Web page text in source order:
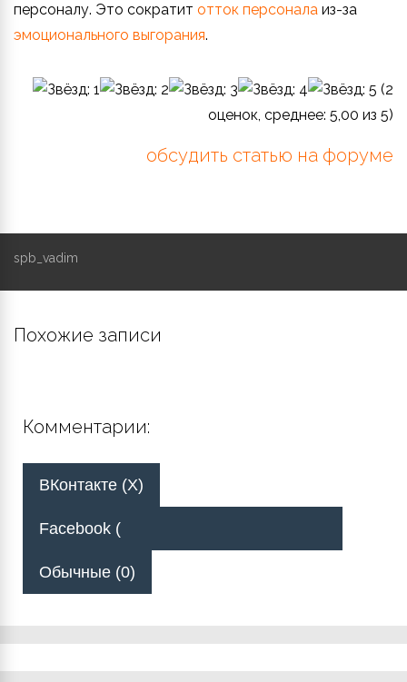
персоналу. Это сократит отток персонала из-за
эмоционального выгорания.
(2
оценок, среднее: 5,00 из 5)
обсудить статью на форуме
spb_vadim
Похожие записи
Комментарии:
ВКонтакте (X)
Facebook (
Обычные (0)